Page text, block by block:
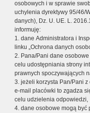
osobowych i w sprawie
uchylenia dyrektywy 95/46/
danych), Dz. U. UE. L.
informuję:
1. dane Administratora i
linku „Ochrona danych
2. Pana/Pani dane
celu udostępniania strony
prawnych spoczywających
3. jeżeli korzysta Pan/Pani
e-mail placówki to zgadza
celu udzielenia odpowiedzi,
4. dane osobowe mogą być